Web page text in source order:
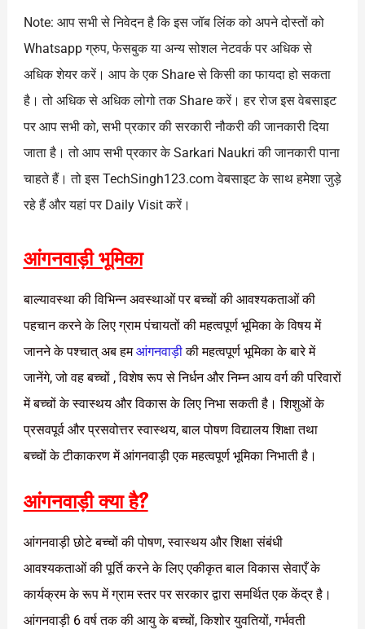
Note: आप सभी से निवेदन है कि इस जॉब लिंक को अपने दोस्तों को
Whatsapp ग्रुप, फेसबुक या अन्य सोशल नेटवर्क पर अधिक से
अधिक शेयर करें। आप के एक Share से किसी का फायदा हो सकता
है। तो अधिक से अधिक लोगो तक Share करें। हर रोज इस वेबसाइट
पर आप सभी को, सभी प्रकार की सरकारी नौकरी की जानकारी दिया
जाता है। तो आप सभी प्रकार के Sarkari Naukri की जानकारी पाना
चाहते हैं। तो इस TechSingh123.com वेबसाइट के साथ हमेशा जुड़े
रहे हैं और यहां पर Daily Visit करें।
आंगनवाड़ी भूमिका
बाल्यावस्था की विभिन्न अवस्थाओं पर बच्चों की आवश्यकताओं की
पहचान करने के लिए ग्राम पंचायतों की महत्वपूर्ण भूमिका के विषय में
जानने के पश्चात् अब हमआंगनवाड़ीकी महत्वपूर्ण भूमिका के बारे में
जानेंगे, जो वह बच्चों , विशेष रूप से निर्धन और निम्न आय वर्ग की परिवारों
में बच्चों के स्वास्थय और विकास के लिए निभा सकती है। शिशुओं के
प्रसवपूर्व और प्रसवोत्तर स्वास्थय, बाल पोषण विद्यालय शिक्षा तथा
बच्चों के टीकाकरण में आंगनवाड़ी एक महत्वपूर्ण भूमिका निभाती है।
आंगनवाड़ी क्या है?
आंगनवाड़ी छोटे बच्चों की पोषण, स्वास्थय और शिक्षा संबंधी
आवश्यकताओं की पूर्ति करने के लिए एकीकृत बाल विकास सेवाएँ के
कार्यक्रम के रूप में ग्राम स्तर पर सरकार द्वारा समर्थित एक केंद्र है।
आंगनवाड़ी 6 वर्ष तक की आयु के बच्चों, किशोर युवतियों, गर्भवती